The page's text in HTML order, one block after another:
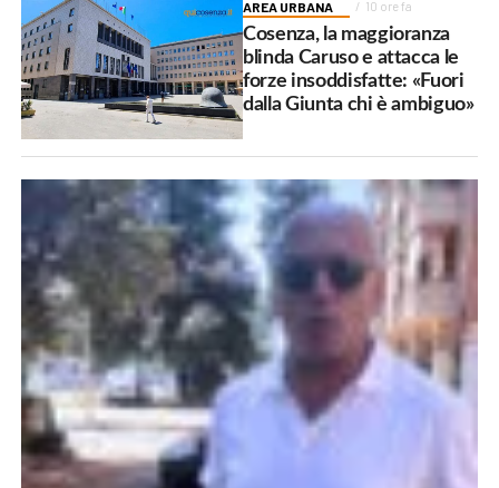
AREA URBANA 10 ore fa
Cosenza, la maggioranza
blinda Caruso e attacca le
forze insoddisfatte: «Fuori
dalla Giunta chi è ambiguo»